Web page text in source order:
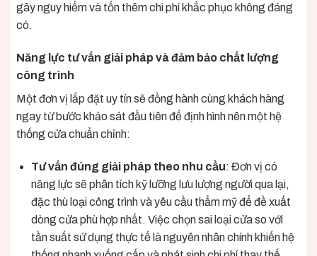
gây nguy hiểm và tốn thêm chi phí khắc phục không đáng
có.
Năng lực tư vấn giải pháp và đảm bảo chất lượng
công trình
Một đơn vị lắp đặt uy tín sẽ đồng hành cùng khách hàng
ngay từ bước khảo sát đầu tiên để định hình nên một hệ
thống cửa chuẩn chỉnh:
Tư vấn đúng giải pháp theo nhu cầu: Đơn vị có
năng lực sẽ phân tích kỹ lưỡng lưu lượng người qua lại,
đặc thù loại công trình và yêu cầu thẩm mỹ để đề xuất
dòng cửa phù hợp nhất. Việc chọn sai loại cửa so với
tần suất sử dụng thực tế là nguyên nhân chính khiến hệ